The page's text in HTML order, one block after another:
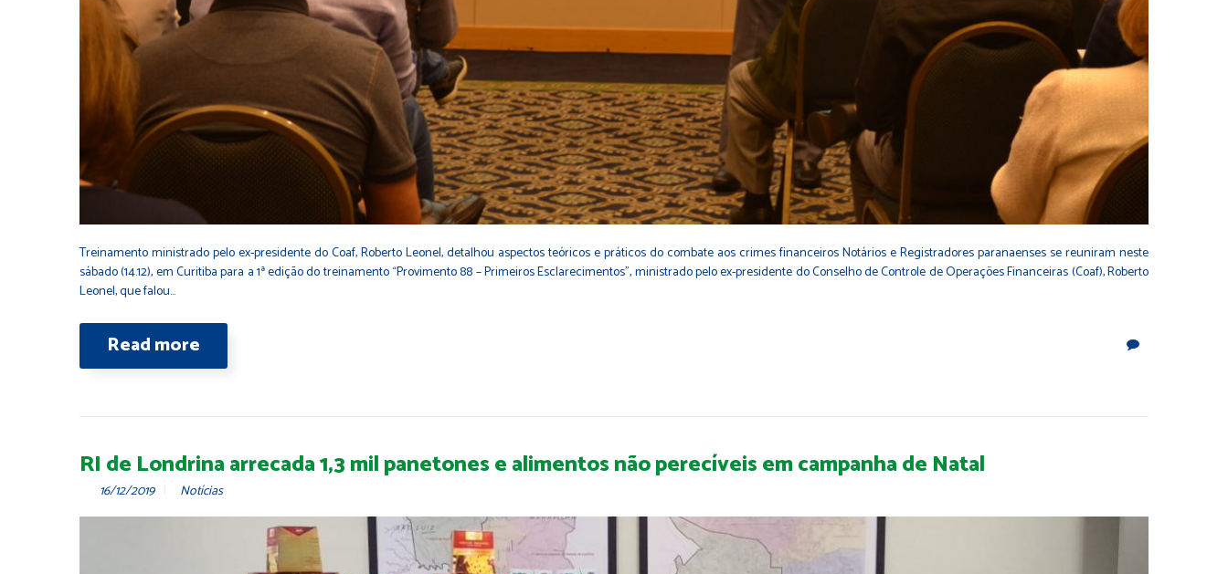
Treinamento ministrado pelo ex-presidente do Coaf, Roberto Leonel, detalhou aspectos teóricos e práticos do combate aos crimes financeiros Notários e Registradores paranaenses se reuniram neste
sábado (14.12), em Curitiba para a 1ª edição do treinamento “Provimento 88 – Primeiros Esclarecimentos”, ministrado pelo ex-presidente do Conselho de Controle de Operações Financeiras (Coaf), Roberto
Leonel, que falou…
Read more
RI de Londrina arrecada 1,3 mil panetones e alimentos não perecíveis em campanha de Natal
16/12/2019 Notícias